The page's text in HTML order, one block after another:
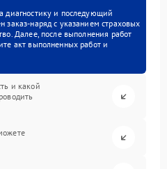
диагностику и последующий
заказ-наряд с указанием страховых
Далее, после выполнения работ
акт выполненных работ и
и какой